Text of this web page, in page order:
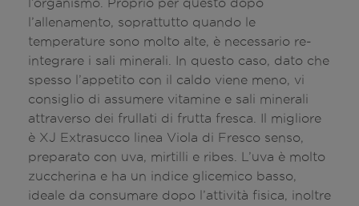
l’allenamento, soprattutto quando le
temperature sono molto alte, è necessario re-
integrare i sali minerali. In questo caso, dato che
spesso l’appetito con il caldo viene meno, vi
consiglio di assumere vitamine e sali minerali
attraverso dei frullati di frutta fresca. Il migliore
è XJ Extrasucco linea Viola di Fresco senso,
preparato con uva, mirtilli e ribes. L’uva è molto
zuccherina e ha un indice glicemico basso,
ideale da consumare dopo l’attività fisica, inoltre